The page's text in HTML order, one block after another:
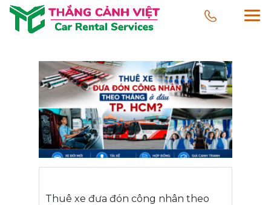
Thuê xe đưa đón công nhân theo